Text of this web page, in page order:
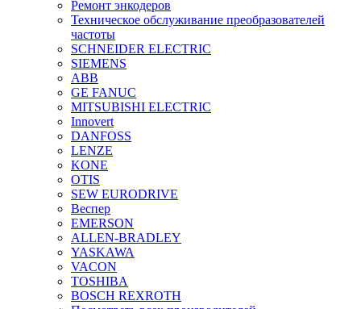
Ремонт энкодеров
Техническое обслуживание преобразователей
частоты
SCHNEIDER ELECTRIC
SIEMENS
ABB
GE FANUC
MITSUBISHI ELECTRIC
Innovert
DANFOSS
LENZE
KONE
OTIS
SEW EURODRIVE
Веспер
EMERSON
ALLEN-BRADLEY
YASKAWA
VACON
TOSHIBA
BOSCH REXROTH